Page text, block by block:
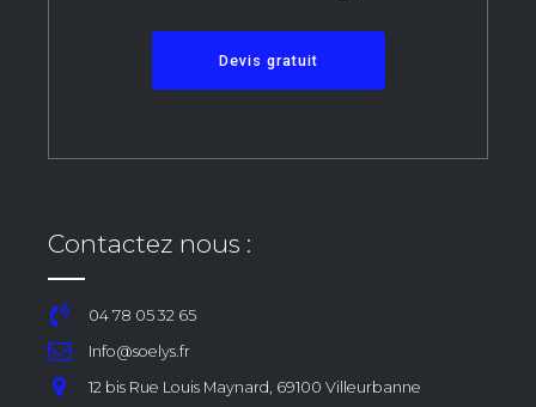
Devis gratuit
Contactez nous :
04 78 05 32 65
Info@soelys.fr
12 bis Rue Louis Maynard, 69100 Villeurbanne